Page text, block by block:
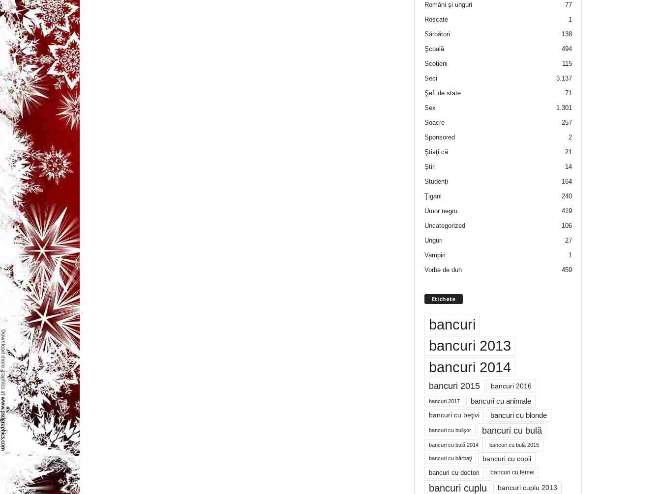
Români şi unguri
77
Roșcate
1
Sărbători
138
Şcoală
494
Scotieni
115
Seci
3.137
Şefi de state
71
Sex
1.301
Soacre
257
Sponsored
2
Ştiaţi că
21
Ştiri
14
Studenţi
164
Ţigani
240
Umor negru
419
Uncategorized
106
Unguri
27
Vampiri
1
Vorbe de duh
459
Etichete
bancuri
bancuri 2013
bancuri 2014
bancuri 2015 bancuri 2016
bancuri 2017 bancuri cu animale
bancuri cu beţivi bancuri cu blonde
bancuri cu bulişor bancuri cu bulă
bancuri cu bulă 2014 bancuri cu bulă 2015
bancuri cu bărbaţi bancuri cu copii
bancuri cu doctori bancuri cu femei
bancuri cuplu bancuri cuplu 2013